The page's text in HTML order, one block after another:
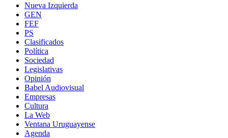
Nueva Izquierda
GEN
FEF
PS
Clasificados
Política
Sociedad
Legislativas
Opinión
Babel Audiovisual
Empresas
Cultura
La Web
Ventana Uruguayense
Agenda